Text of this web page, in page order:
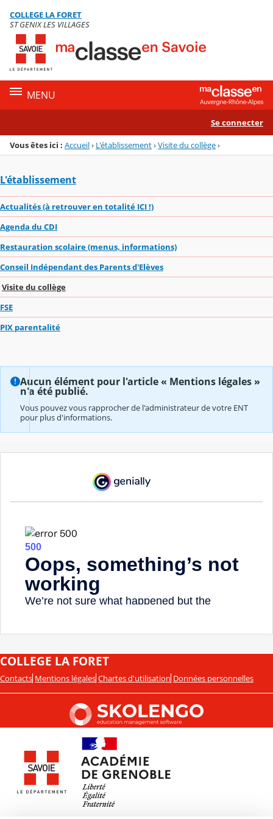
Menu de la rubrique
Contenu
COLLEGE LA FORET
ST GENIX LES VILLAGES
MENU
Se connecter
Vous êtes ici : Accueil› L'établissement›Visite du collège›
L'établissement
Actualités (à retrouver en totalité ICI !)
Agenda du CDI
Restauration scolaire (menus, informations)
Conseil Indépendant des Parents d'Elèves
Visite du collège
FSE
PIX parentalité
Aucun élément pour l'article « Mentions légales »
n'a été publié.
Vous pouvez vous rapprocher de l'administrateur de votre ENT
pour plus d'informations.
COLLEGE LA FORET
Contacts Mentions légales Chartes d'utilisation Données personnelles